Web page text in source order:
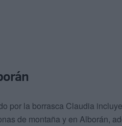
por la borrasca Claudia
de montaña y en Alborán,